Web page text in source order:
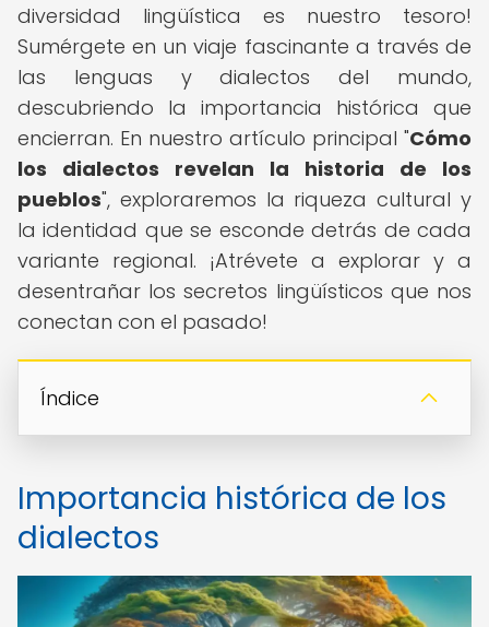
diversidad lingüística es nuestro tesoro!
Sumérgete en un viaje fascinante a través de
las lenguas y dialectos del mundo,
descubriendo la importancia histórica que
encierran. En nuestro artículo principal "Cómo
los dialectos revelan la historia de los
pueblos", exploraremos la riqueza cultural y
la identidad que se esconde detrás de cada
variante regional. ¡Atrévete a explorar y a
desentrañar los secretos lingüísticos que nos
conectan con el pasado!
Índice
Importancia histórica de los
dialectos